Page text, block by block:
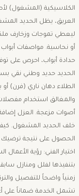
الكلاسيكية (المشغول)
العريق، يظل الحديد
ليعطي تموجات وزخارف
أو نحاسية. ​مواصفات أبواب
حدادة أبواب، احرص على
الطلاء دهان ناري (فرن)
والمغالق استخدام
أصوات مزعجة. العزل
خلف الحديد المشغول. كيف
الحصول على نتيجة ترضيك
اختيار الفني: ​رؤية
بتنفيذها لفلل ومنازل
زمنياً واضحاً للتفصيل
تشمل الخدمة ضماناً على